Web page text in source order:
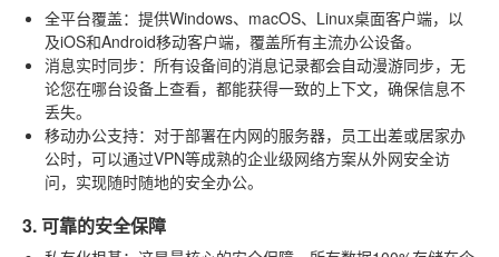
全平台覆盖：提供Windows、macOS、Linux桌面客户端，以
及iOS和Android移动客户端，覆盖所有主流办公设备。
消息实时同步：所有设备间的消息记录都会自动漫游同步，无
论您在哪台设备上查看，都能获得一致的上下文，确保信息不
丢失。
移动办公支持：对于部署在内网的服务器，员工出差或居家办
公时，可以通过VPN等成熟的企业级网络方案从外网安全访
问，实现随时随地的安全办公。
3. 可靠的安全保障